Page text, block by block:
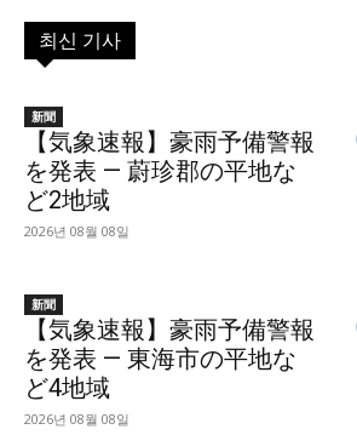
최신 기사
新聞
【気象速報】豪雨予備警報
を発表 — 蔚珍郡の平地な
ど2地域
2026년 08월 08일
新聞
【気象速報】豪雨予備警報
を発表 — 東海市の平地な
ど4地域
2026년 08월 08일